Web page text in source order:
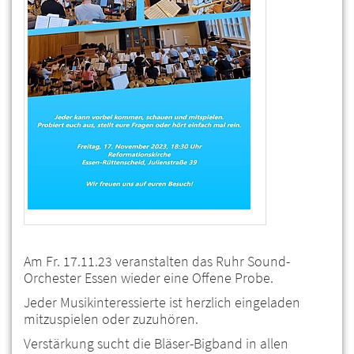
Am Fr. 17.11.23 veranstalten das Ruhr Sound-
Orchester Essen wieder eine Offene Probe.
Jeder Musikinteressierte ist herzlich eingeladen
mitzuspielen oder zuzuhören.
Verstärkung sucht die Bläser-Bigband in allen